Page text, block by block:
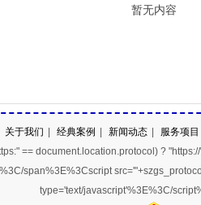
暂无内容
关于我们 经典案例 新闻动态 服务项目
== document.location.protocol) ? "https://
span%3E%3Cscript
type='text/javascript'%3E%3C/